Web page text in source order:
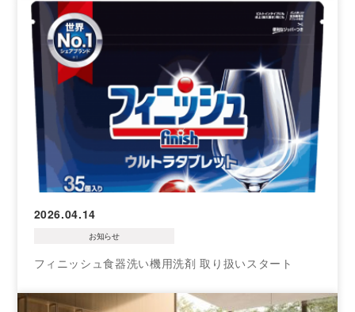
2026.04.14
お知らせ
フィニッシュ食器洗い機用洗剤 取り扱いスタート